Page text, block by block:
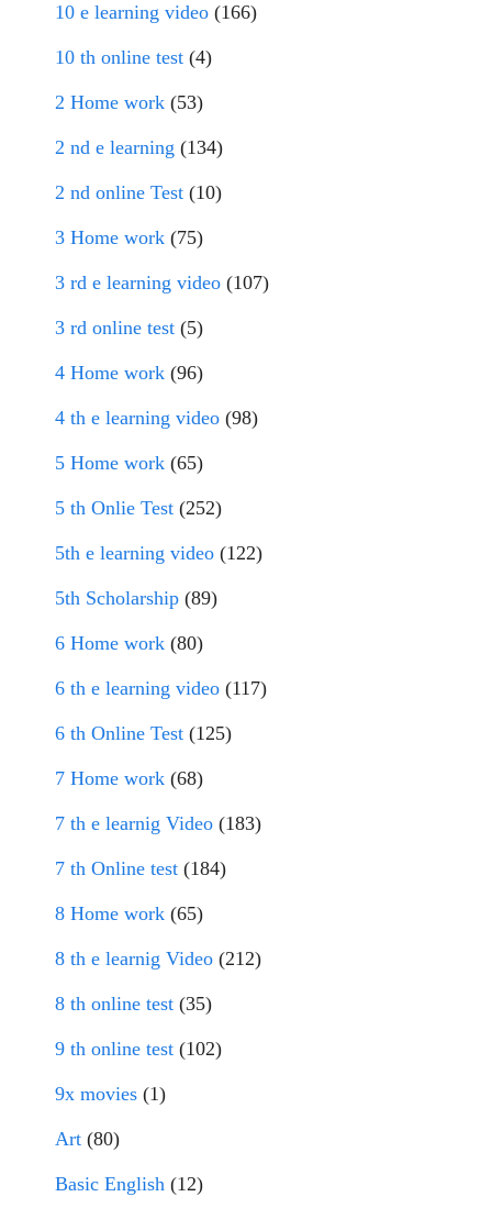
10 e learning video (166)
10 th online test (4)
2 Home work (53)
2 nd e learning (134)
2 nd online Test (10)
3 Home work (75)
3 rd e learning video (107)
3 rd online test (5)
4 Home work (96)
4 th e learning video (98)
5 Home work (65)
5 th Onlie Test (252)
5th e learning video (122)
5th Scholarship (89)
6 Home work (80)
6 th e learning video (117)
6 th Online Test (125)
7 Home work (68)
7 th e learnig Video (183)
7 th Online test (184)
8 Home work (65)
8 th e learnig Video (212)
8 th online test (35)
9 th online test (102)
9x movies (1)
Art (80)
Basic English (12)